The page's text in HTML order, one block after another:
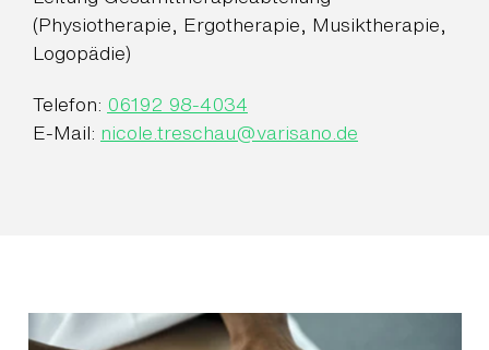
(Physiotherapie, Ergotherapie, Musiktherapie,
Logopädie)
Telefon: 06192 98-4034
E-Mail: nicole.treschau@varisano.de